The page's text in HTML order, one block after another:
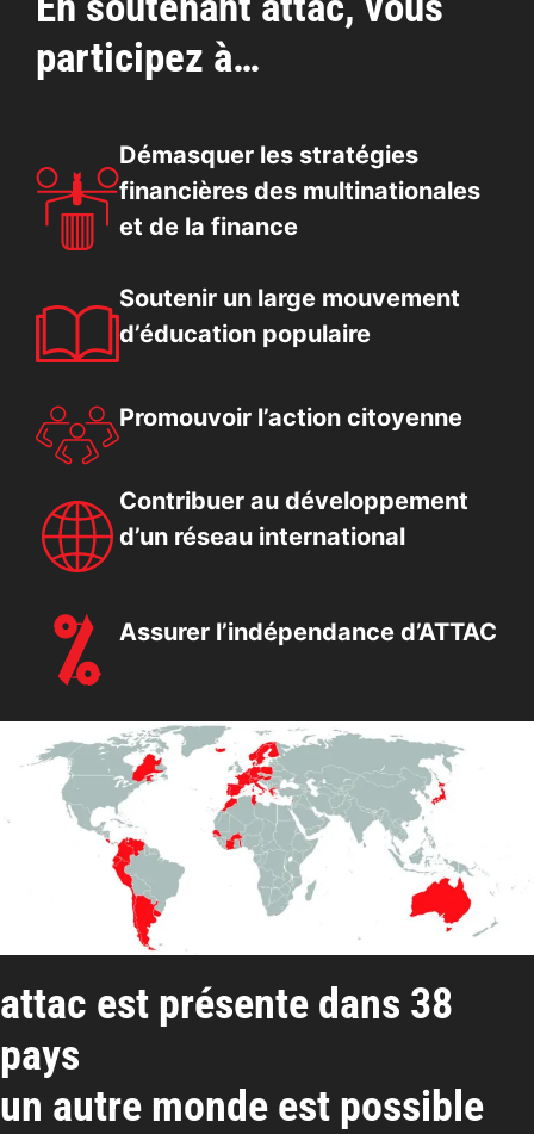
Afrique »
participez à…
Démasquer les stratégies
financières des multinationales
et de la finance
Soutenir un large mouvement
d’éducation populaire
Promouvoir l’action citoyenne
Contribuer au développement
d’un réseau international
Assurer l’indépendance d’ATTAC
attac est présente dans 38
pays
un autre monde est possible